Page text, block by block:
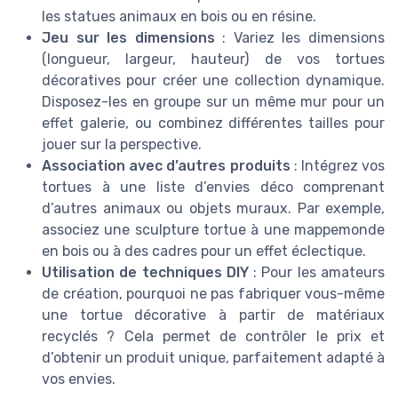
les statues animaux en bois ou en résine.
Jeu sur les dimensions : Variez les dimensions
(longueur, largeur, hauteur) de vos tortues
décoratives pour créer une collection dynamique.
Disposez-les en groupe sur un même mur pour un
effet galerie, ou combinez différentes tailles pour
jouer sur la perspective.
Association avec d’autres produits : Intégrez vos
tortues à une liste d’envies déco comprenant
d’autres animaux ou objets muraux. Par exemple,
associez une sculpture tortue à une mappemonde
en bois ou à des cadres pour un effet éclectique.
Utilisation de techniques DIY: Pour les amateurs
de création, pourquoi ne pas fabriquer vous-même
une tortue décorative à partir de matériaux
recyclés ? Cela permet de contrôler le prix et
d’obtenir un produit unique, parfaitement adapté à
vos envies.